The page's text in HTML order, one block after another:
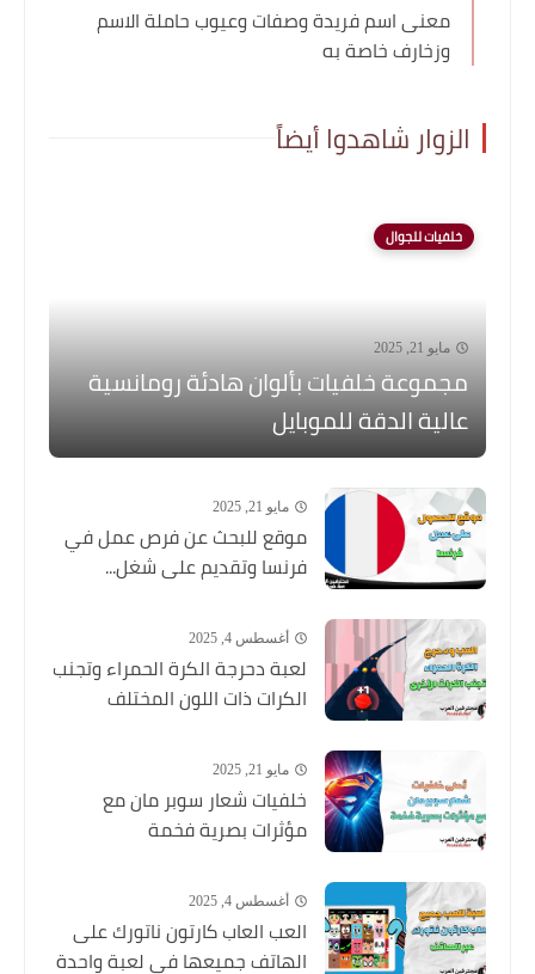
معنى اسم فريدة وصفات وعيوب حاملة الاسم
وزخارف خاصة به
الزوار شاهدوا أيضاً
خلفيات للجوال
مايو 21, 2025
مجموعة خلفيات بألوان هادئة رومانسية
عالية الدقة للموبايل
مايو 21, 2025
موقع للبحث عن فرص عمل في
فرنسا وتقديم على شغل...
أغسطس 4, 2025
لعبة دحرجة الكرة الحمراء وتجنب
الكرات ذات اللون المختلف
مايو 21, 2025
خلفيات شعار سوبر مان مع
مؤثرات بصرية فخمة
أغسطس 4, 2025
العب العاب كارتون ناتورك على
الهاتف جميعها في لعبة واحدة